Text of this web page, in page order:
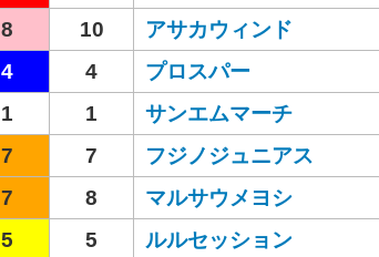
8 10 アサカウィンド
4 4 プロスパー
1 1 サンエムマーチ
7 7 フジノジュニアス
7 8 マルサウメヨシ
5 5 ルルセッション